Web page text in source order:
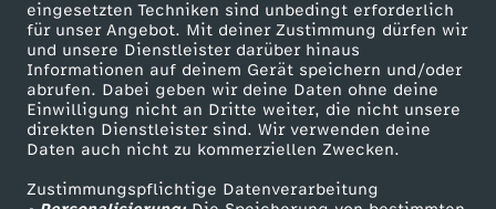
eingesetzten Techniken sind unbedingt erforderlich
für unser Angebot. Mit deiner Zustimmung dürfen wir
und unsere Dienstleister darüber hinaus
Informationen auf deinem Gerät speichern und/oder
abrufen. Dabei geben wir deine Daten ohne deine
Einwilligung nicht an Dritte weiter, die nicht unsere
direkten Dienstleister sind. Wir verwenden deine
Daten auch nicht zu kommerziellen Zwecken.
Zustimmungspflichtige Datenverarbeitung
d
u
d
i
Mehr ZDF
ZDF-Apps
Smart TV
ZDFtext
Livestreams
Service
ZDFmitreden
Kontakt zum ZDF
Tickets
Zuschauerservice